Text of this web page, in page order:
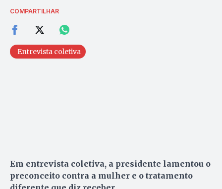
COMPARTILHAR
Entrevista coletiva
Em entrevista coletiva, a presidente lamentou o
preconceito contra a mulher e o tratamento